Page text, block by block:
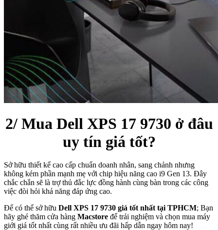
2/ Mua Dell XPS 17 9730 ở đâu
uy tín giá tốt?
Sở hữu thiết kế cao cấp chuẩn doanh nhân, sang chảnh nhưng
không kém phần mạnh mẹ với chip hiệu năng cao i9 Gen 13. Đây
chắc chắn sẽ là trợ thủ đắc lực đồng hành cùng bàn trong các công
việc đòi hỏi khả năng đáp ứng cao.
Để có thể sở hữu Dell XPS 17 9730 giá tốt nhất tại TPHCM; Bạn
hãy ghé thăm cửa hàng Macstore để trải nghiệm và chọn mua máy
giới giá tốt nhất cùng rất nhiều ưu đãi hấp dẫn ngay hôm nay!